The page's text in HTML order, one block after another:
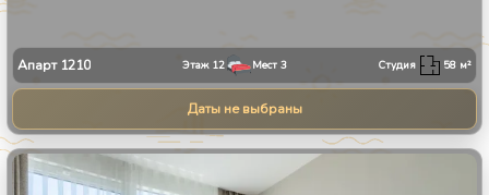
Апарт 1210 Этаж 12 Мест 3 Студия 58 м²
Даты не выбраны